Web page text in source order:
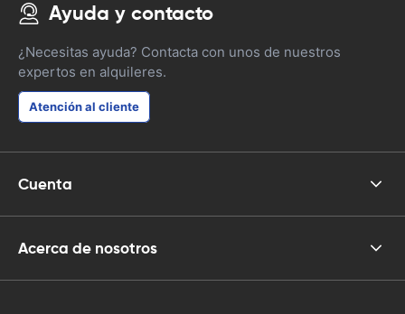
Ayuda y contacto
¿Necesitas ayuda? Contacta con unos de nuestros
expertos en alquileres.
Atención al cliente
Cuenta
Acerca de nosotros